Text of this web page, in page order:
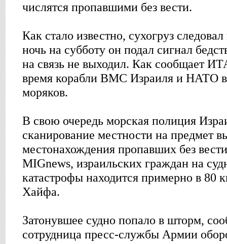
числятся пропавшими без вести.
Как стало известно, сухогруз
ночь на субботу он подал сигнал
на связь не выходил. Как сообщает
время корабли ВМС Израиля и НАТО
моряков.
В свою очередь морская полиция
сканирование местности на предмет
местонахождения пропавших без
MIGnews, израильских граждан на
катастрофы находится примерно в 80
Хайфа.
Затонувшее судно попало в шторм,
сотрудница пресс-службы Армии